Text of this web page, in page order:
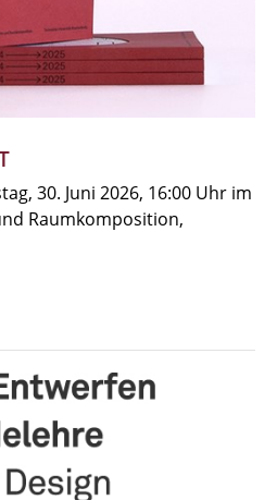
30. Juni 2026, 16:00 Uhr im
Raumkomposition,